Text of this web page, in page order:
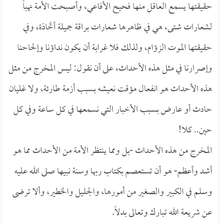
حقيقتها يسمع العاقل منها فحيح الأفاعي، وأصبحت الأمة نهباً
لشعارات شتى، هي في ظاهرها شعارات براقة جميلة أخَّاذة، وفي
حقيقتها الموت الزؤام، ولذلك فلا غرابة أن يكون نداؤنا وإلحاحنا
وإصرارنا في مثل هذه الأحداث، على أن نقول: ليس المخرج من مثل
هذه الأحداث هو انفعال مؤقت نعيشه بسبب أزمة طارئة، ولا غليان
حادث أو عارض بسبب الأخبار التي نسمعها في كل ساعة وفي كل
حين.. كلا!
المخرج من هذه الأحداث -بل ومما ينتظر الأمة من الأحداث مما هو
أشد وأعظم- هو أن تستعصم بكتاب ربها وسنة نبيها صلى الله عليه
وسلم في الكبير والصغير من أمورها، والجليل والخطير، وألا ترضى
عن شريعة الله تبارك وتعالى بدلاً.